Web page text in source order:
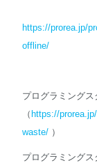
https://prorea.jp/
offline/
プログラミング
（https://
waste/）
プログラミング